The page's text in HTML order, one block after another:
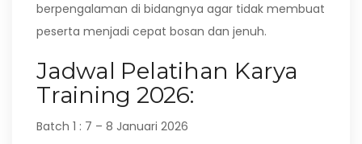
berpengalaman di bidangnya agar tidak membuat
peserta menjadi cepat bosan dan jenuh.
Jadwal Pelatihan Karya
Training 2026:
Batch 1 : 7 – 8 Januari 2026